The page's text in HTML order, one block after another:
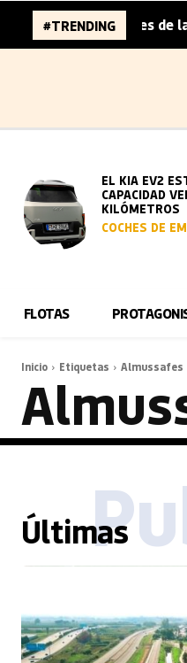
#TRENDING
96.000 millones de la
EL KIA EV2
CAPACIDAD
KILÓMETROS
COCHES DE
FLOTAS
Inicio Etiquetas Almussafes
Últimas